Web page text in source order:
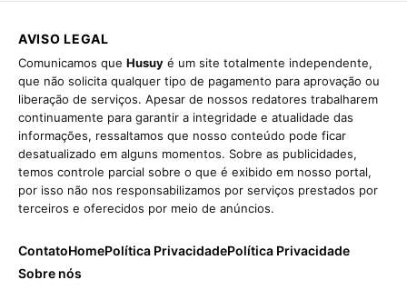
AVISO LEGAL
Comunicamos que Husuy é um site totalmente independente,
que não solicita qualquer tipo de pagamento para aprovação ou
liberação de serviços. Apesar de nossos redatores trabalharem
continuamente para garantir a integridade e atualidade das
informações, ressaltamos que nosso conteúdo pode ficar
desatualizado em alguns momentos. Sobre as publicidades,
temos controle parcial sobre o que é exibido em nosso portal,
por isso não nos responsabilizamos por serviços prestados por
terceiros e oferecidos por meio de anúncios.
ContatoHomePolítica PrivacidadePolítica Privacidade
Sobre nós